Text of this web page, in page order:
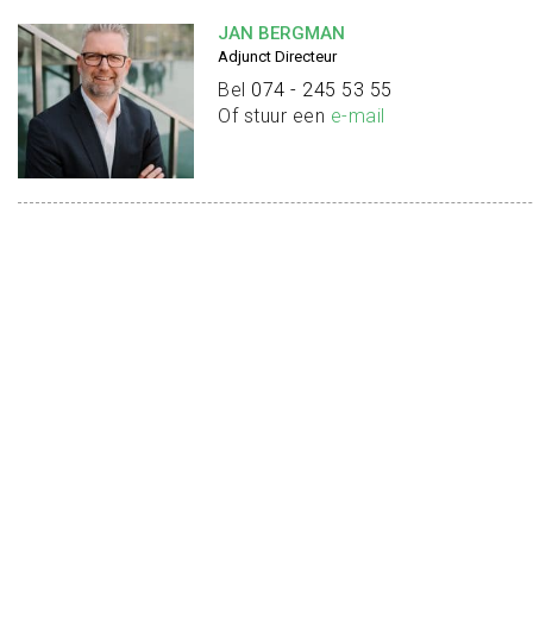
JAN BERGMAN
Adjunct Directeur
Bel 074 - 245 53 55
Of stuur een e-mail